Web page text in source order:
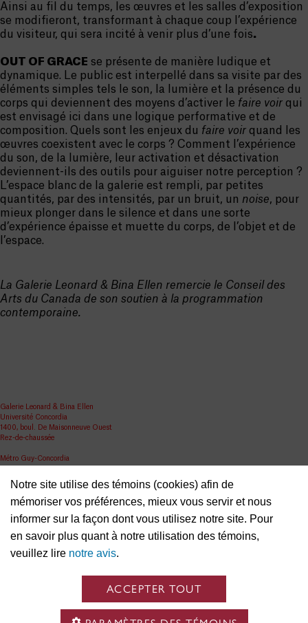
Notre site utilise des témoins (cookies) afin de
mémoriser vos préférences, mieux vous servir et nous
informer sur la façon dont vous utilisez notre site. Pour
en savoir plus quant à notre utilisation des témoins,
veuillez lire notre avis.
ACCEPTER TOUT
Ainsi au fil du temps, les œuvres et les salles d’exposition
se modifieront, transformant à chaque coup l’expérience
du visiteur, qui sera incité à venir plus d’une fois.
OUT OF GRACE se présente de manière ludique et
dynamique. Le public est interpellé dans sa visite par des
éléments simples tels le son, la lumière et la présence du
corps qui deviennent des moyens d’activer le faire voir qui
est envisagé ici dans une logique performative et de
composition. Quels sont les enjeux du faire voir quand les
œuvres coexistent avec le corps ? Comment l’expérience
du son, de la lumière, leur activation et désactivation
deviennent-ils des outils pour aiguiser notre perception ?
L’espace blanc de la galerie est rempli, par petites
quantités, par des intensités, par un bruit, un noise, pour
mieux plonger dans le silence et dans une sorte
d’expérience épaisse et muette du corps, de l’objet et de
l’espace.
La Galerie Leonard & Bina Ellen remercie le Conseil des
Arts du Canada de son soutien à la programmation
contemporaine.
Galerie Leonard & Bina Ellen
Université Concordia
1400, boul. De Maisonneuve Ouest
Rez-de-chaussée
Métro Guy-Concordia
Partager
ellen.artgallery@concordia.ca